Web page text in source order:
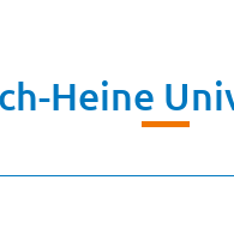
Heine